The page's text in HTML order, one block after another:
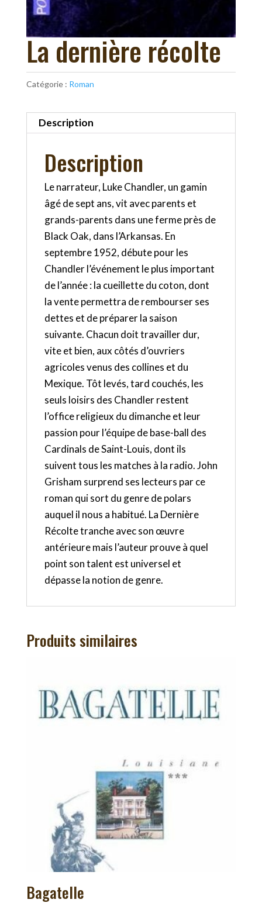
La dernière récolte
Catégorie : Roman
Description
Description
Le narrateur, Luke Chandler, un gamin
âgé de sept ans, vit avec parents et
grands-parents dans une ferme près de
Black Oak, dans l’Arkansas. En
septembre 1952, débute pour les
Chandler l’événement le plus important
de l’année : la cueillette du coton, dont
la vente permettra de rembourser ses
dettes et de préparer la saison
suivante. Chacun doit travailler dur,
vite et bien, aux côtés d’ouvriers
agricoles venus des collines et du
Mexique. Tôt levés, tard couchés, les
seuls loisirs des Chandler restent
l’office religieux du dimanche et leur
passion pour l’équipe de base-ball des
Cardinals de Saint-Louis, dont ils
suivent tous les matches à la radio. John
Grisham surprend ses lecteurs par ce
roman qui sort du genre de polars
auquel il nous a habitué. La Dernière
Récolte tranche avec son œuvre
antérieure mais l’auteur prouve à quel
point son talent est universel et
dépasse la notion de genre.
Produits similaires
Bagatelle